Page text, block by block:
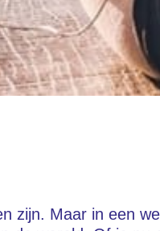
zijn. Maar in een